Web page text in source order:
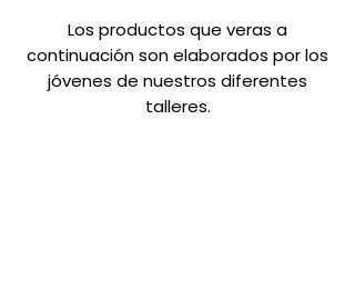
Los productos que veras a
continuación son elaborados por los
jóvenes de nuestros diferentes
talleres.